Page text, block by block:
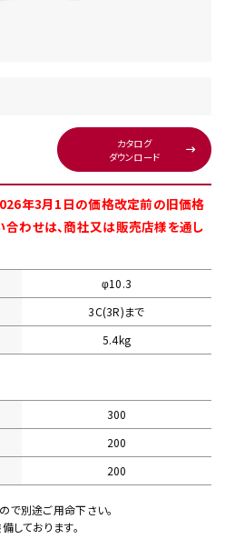
カタログ
ダウンロード
年3月1日の価格改定前の旧価格
合わせは、商社又は販売店様を通し
φ10.3
3C(3R)まで
5.4kg
300
200
200
で別途ご用命下さい。
しております。